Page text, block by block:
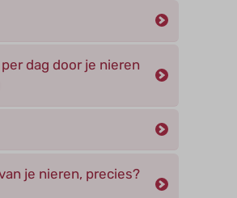
dag door je nieren
je nieren, precies?